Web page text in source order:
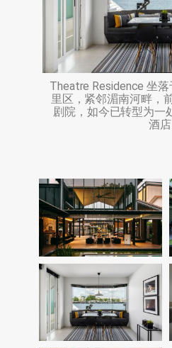
Theatre Residence 坐
里区，紧邻湄南河畔，
剧院，如今已转型为一
酒店